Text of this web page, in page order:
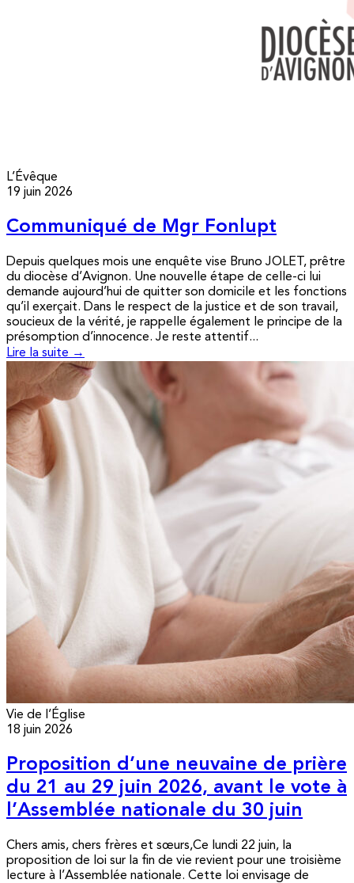
L’Évêque
19 juin 2026
Communiqué de Mgr Fonlupt
Depuis quelques mois une enquête vise Bruno JOLET, prêtre
du diocèse d’Avignon. Une nouvelle étape de celle-ci lui
demande aujourd’hui de quitter son domicile et les fonctions
qu’il exerçait. Dans le respect de la justice et de son travail,
soucieux de la vérité, je rappelle également le principe de la
présomption d’innocence. Je reste attentif...
Lire la suite →
Vie de l’Église
18 juin 2026
Proposition d’une neuvaine de prière
du 21 au 29 juin 2026, avant le vote à
l’Assemblée nationale du 30 juin
Chers amis, chers frères et sœurs,Ce lundi 22 juin, la
proposition de loi sur la fin de vie revient pour une troisième
lecture à l’Assemblée nationale. Cette loi envisage de